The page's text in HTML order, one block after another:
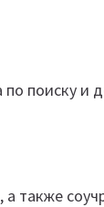
поиску и
также